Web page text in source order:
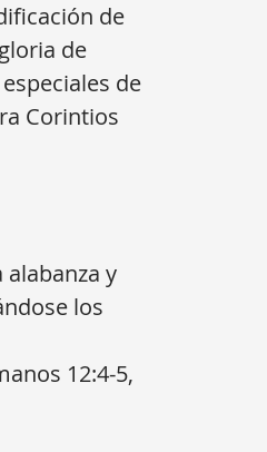
de
de
de
Corintios
alabanza y
los
12:4-5,